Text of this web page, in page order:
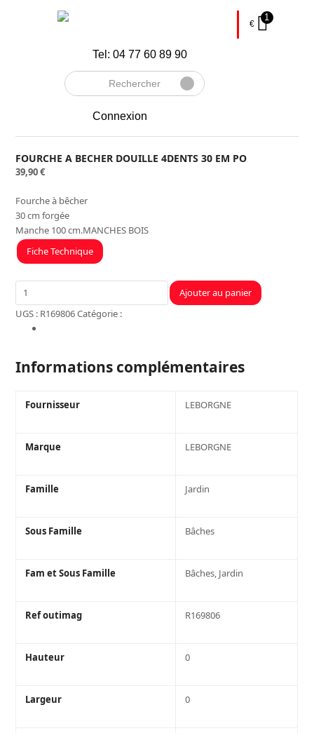
Tel: 04 77 60 89 90
Rechercher
Envoyer
Connexion
€
1
FOURCHE A BECHER DOUILLE 4DENTS 30 EM PO
39,90€
Fourche à bêcher
30 cm forgée
Manche 100 cm.MANCHES BOIS
Fiche Technique
quantité
de
FOURCHE
DOUILLE
4DENTS
EM
Ajouter au panier
UGS : R169806Catégorie :
Informations complémentaires
Fournisseur LEBORGNE
Marque LEBORGNE
Famille Jardin
Sous Famille Bâches
Fam et Sous Famille Bâches, Jardin
Ref outimag R169806
Hauteur 0
Largeur 0